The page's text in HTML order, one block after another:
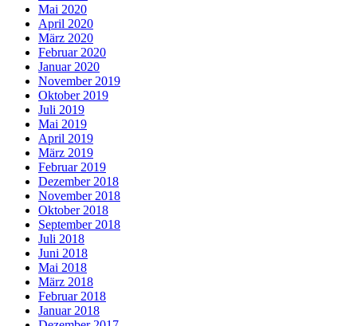
Mai 2020
April 2020
März 2020
Februar 2020
Januar 2020
November 2019
Oktober 2019
Juli 2019
Mai 2019
April 2019
März 2019
Februar 2019
Dezember 2018
November 2018
Oktober 2018
September 2018
Juli 2018
Juni 2018
Mai 2018
März 2018
Februar 2018
Januar 2018